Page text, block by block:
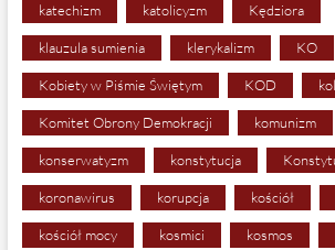
katechizm katolicyzm Kędziora
klauzula sumienia klerykalizm KO
Kobiety w Piśmie Świętym KOD
Komitet Obrony Demokracji komunizm
konserwatyzm konstytucja
koronawirus korupcja kościół
kościół mocy kosmici kosmos